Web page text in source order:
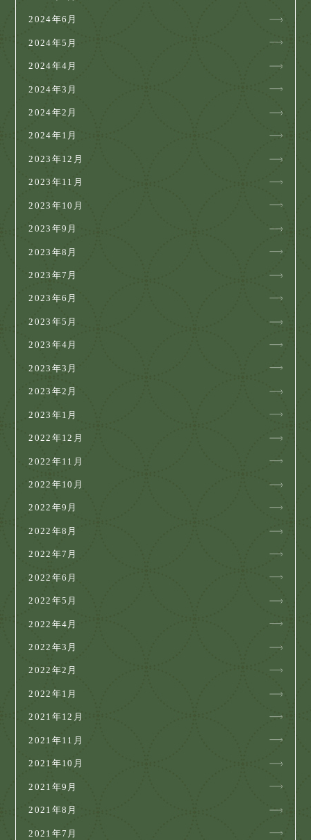
2024年6月
2024年5月
2024年4月
2024年3月
2024年2月
2024年1月
2023年12月
2023年11月
2023年10月
2023年9月
2023年8月
2023年7月
2023年6月
2023年5月
2023年4月
2023年3月
2023年2月
2023年1月
2022年12月
2022年11月
2022年10月
2022年9月
2022年8月
2022年7月
2022年6月
2022年5月
2022年4月
2022年3月
2022年2月
2022年1月
2021年12月
2021年11月
2021年10月
2021年9月
2021年8月
2021年7月